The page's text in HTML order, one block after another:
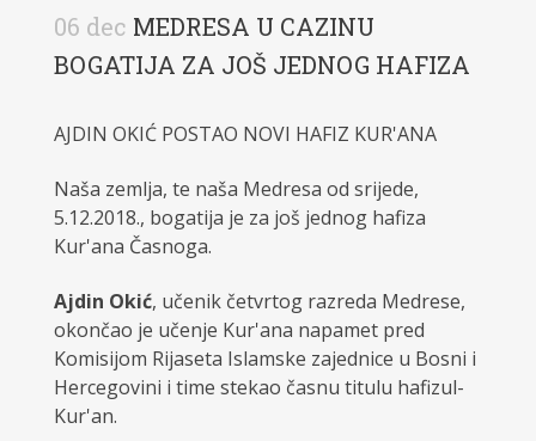
06 dec MEDRESA U CAZINU
BOGATIJA ZA JOŠ JEDNOG HAFIZA
AJDIN OKIĆ POSTAO NOVI HAFIZ KUR'ANA
Naša zemlja, te naša Medresa od srijede,
5.12.2018., bogatija je za još jednog hafiza
Kur'ana Časnoga.
Ajdin Okić, učenik četvrtog razreda Medrese,
okončao je učenje Kur'ana napamet pred
Komisijom Rijaseta Islamske zajednice u Bosni i
Hercegovini i time stekao časnu titulu hafizul-
Kur'an.